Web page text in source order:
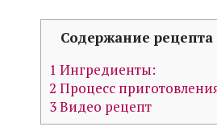
Содержание рецепта
1 Ингредиенты:
2 Процесс
3Видео рецепт